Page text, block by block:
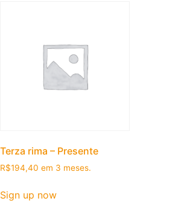
Terza rima – Presente
R$194,40 em 3 meses.
Sign up now